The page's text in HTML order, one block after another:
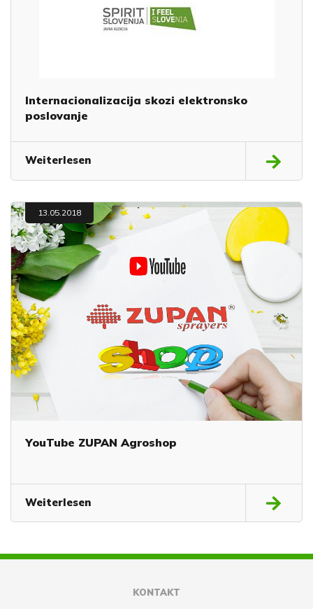
Internacionalizacija skozi elektronsko
poslovanje
Weiterlesen
13.05.2018
YouTube ZUPAN Agroshop
Weiterlesen
KONTAKT